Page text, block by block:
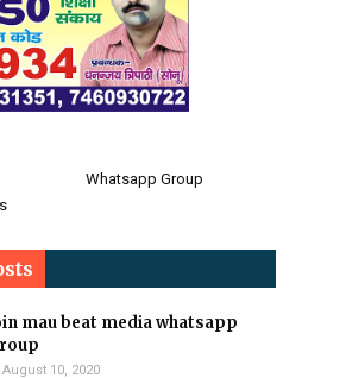
Whatsapp Group
mau beat media whatsapp
August 10, 2020